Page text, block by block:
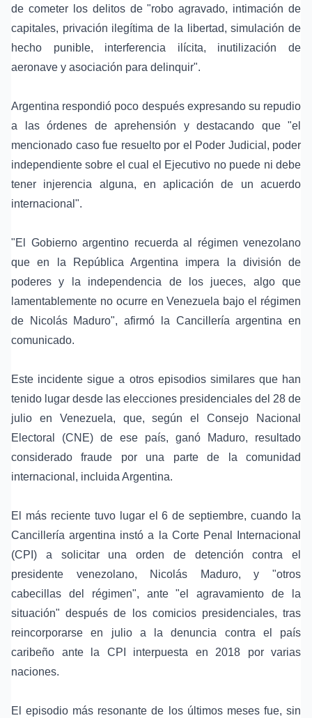
de cometer los delitos de "robo agravado, intimación de
capitales, privación ilegítima de la libertad, simulación de
hecho punible, interferencia ilícita, inutilización de
aeronave y asociación para delinquir".
Argentina respondió poco después expresando su repudio
a las órdenes de aprehensión y destacando que "el
mencionado caso fue resuelto por el Poder Judicial, poder
independiente sobre el cual el Ejecutivo no puede ni debe
tener injerencia alguna, en aplicación de un acuerdo
internacional".
"El Gobierno argentino recuerda al régimen venezolano
que en la República Argentina impera la división de
poderes y la independencia de los jueces, algo que
lamentablemente no ocurre en Venezuela bajo el régimen
de Nicolás Maduro", afirmó la Cancillería argentina en
comunicado.
Este incidente sigue a otros episodios similares que han
tenido lugar desde las elecciones presidenciales del 28 de
julio en Venezuela, que, según el Consejo Nacional
Electoral (CNE) de ese país, ganó Maduro, resultado
considerado fraude por una parte de la comunidad
internacional, incluida Argentina.
El más reciente tuvo lugar el 6 de septiembre, cuando la
Cancillería argentina instó a la Corte Penal Internacional
(CPI) a solicitar una orden de detención contra el
presidente venezolano, Nicolás Maduro, y "otros
cabecillas del régimen", ante "el agravamiento de la
situación" después de los comicios presidenciales, tras
reincorporarse en julio a la denuncia contra el país
caribeño ante la CPI interpuesta en 2018 por varias
naciones.
El episodio más resonante de los últimos meses fue, sin